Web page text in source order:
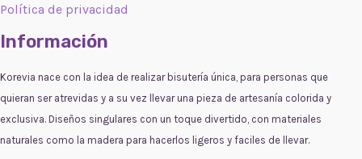
Política de privacidad
Información
Korevia nace con la idea de realizar bisutería única, para personas que
quieran ser atrevidas y a su vez llevar una pieza de artesanía colorida y
exclusiva. Diseños singulares con un toque divertido, con materiales
naturales como la madera para hacerlos ligeros y faciles de llevar.